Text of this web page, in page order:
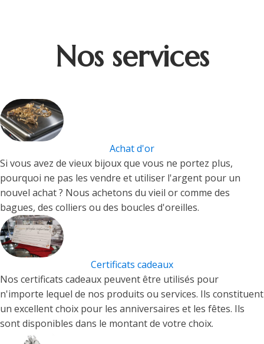
Nos services
Achat d'or
Si vous avez de vieux bijoux que vous ne portez plus,
pourquoi ne pas les vendre et utiliser l'argent pour un
nouvel achat ? Nous achetons du vieil or comme des
bagues, des colliers ou des boucles d'oreilles.
Certificats cadeaux
Nos certificats cadeaux peuvent être utilisés pour
n'importe lequel de nos produits ou services. Ils constituent
un excellent choix pour les anniversaires et les fêtes. Ils
sont disponibles dans le montant de votre choix.